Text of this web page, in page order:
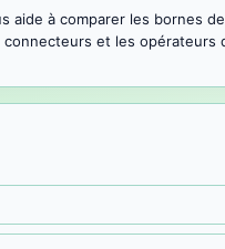
aide à comparer les bornes
et les opérateurs